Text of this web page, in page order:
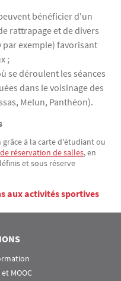
bénéficier d'un
rattrapage et de divers
exemple) favorisant
;
se déroulent les séances
dans le voisinage des
Melun, Panthéon).
grâce à la carte d'étudiant ou
réservation de salles, en
et sous réserve
aux activités sportives
MOOC